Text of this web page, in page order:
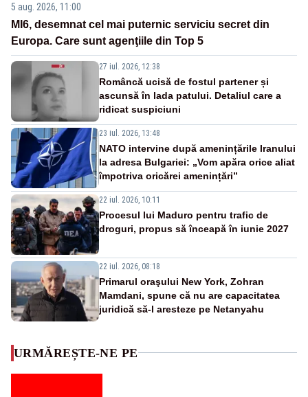
5 aug. 2026, 11:00
MI6, desemnat cel mai puternic serviciu secret din
Europa. Care sunt agenţiile din Top 5
27 iul. 2026, 12:38
Româncă ucisă de fostul partener și
ascunsă în lada patului. Detaliul care a
ridicat suspiciuni
23 iul. 2026, 13:48
NATO intervine după amenințările Iranului
la adresa Bulgariei: „Vom apăra orice aliat
împotriva oricărei amenințări”
22 iul. 2026, 10:11
Procesul lui Maduro pentru trafic de
droguri, propus să înceapă în iunie 2027
22 iul. 2026, 08:18
Primarul oraşului New York, Zohran
Mamdani, spune că nu are capacitatea
juridică să-l aresteze pe Netanyahu
URMĂREȘTE-NE PE